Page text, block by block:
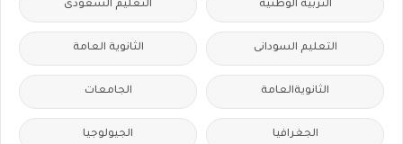
التربية الوطنية التعليم السعودى
التعليم السودانى الثانوية العامة
الثانويةالعامة الجامعات
الجغرافيا الجيولوجيا